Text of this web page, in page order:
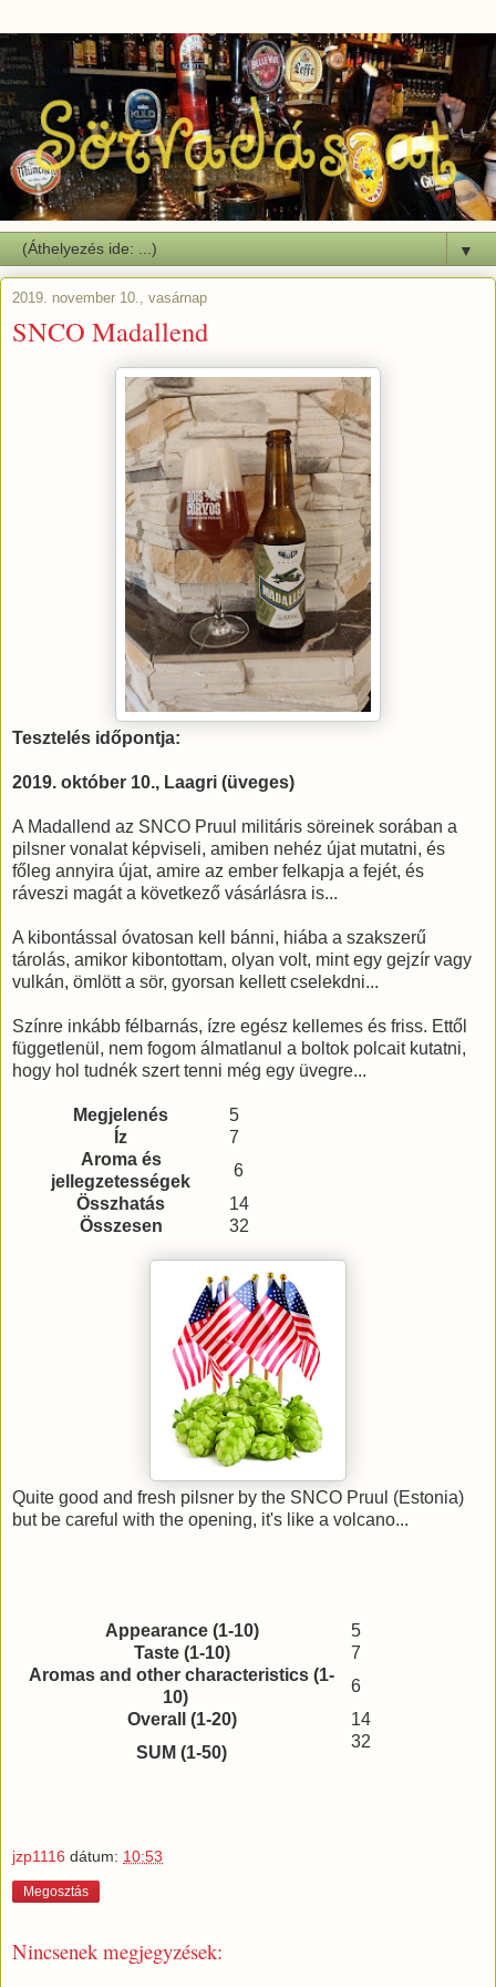
▼
2019. november 10., vasárnap
SNCO Madallend
Tesztelés időpontja:
2019. október 10., Laagri (üveges)
A Madallend az SNCO Pruul militáris söreinek sorában a
pilsner vonalat képviseli, amiben nehéz újat mutatni, és
főleg annyira újat, amire az ember felkapja a fejét, és
ráveszi magát a következő vásárlásra is...
A kibontással óvatosan kell bánni, hiába a szakszerű
tárolás, amikor kibontottam, olyan volt, mint egy gejzír vagy
vulkán, ömlött a sör, gyorsan kellett cselekdni...
Színre inkább félbarnás, ízre egész kellemes és friss. Ettől
függetlenül, nem fogom álmatlanul a boltok polcait kutatni,
hogy hol tudnék szert tenni még egy üvegre...
Megjelenés
5
Íz
7
Aroma és
jellegzetességek
6
Összhatás
14
Összesen
32
Quite good and fresh pilsner by the SNCO Pruul (Estonia)
but be careful with the opening, it's like a volcano...
Appearance (1-10)
5
Taste (1-10)
7
Aromas and other characteristics (1-
10)
6
Overall (1-20)
14
SUM (1-50)
32
jzp1116 dátum: 10:53
Megosztás
Nincsenek megjegyzések: